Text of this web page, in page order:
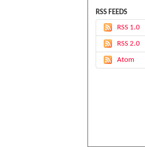
RSS FEEDS
RSS 1.0
RSS 2.0
Atom